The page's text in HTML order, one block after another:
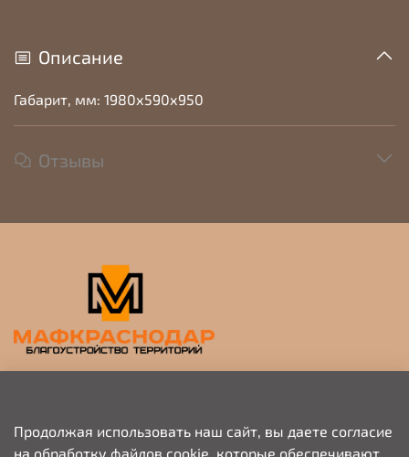
Описание
Габарит, мм: 1980х590х950
Отзывы
Продолжая использовать наш сайт, вы даете согласие
на обработку файлов cookie, которые обеспечивают